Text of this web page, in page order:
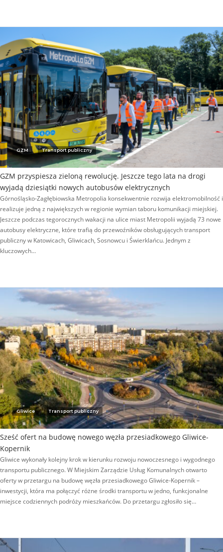
GZM Transport publiczny
GZM przyspiesza zieloną rewolucję. Jeszcze tego lata na drogi
wyjadą dziesiątki nowych autobusów elektrycznych
Górnośląsko-Zagłębiowska Metropolia konsekwentnie rozwija elektromobilność i
realizuje jedną z największych w regionie wymian taboru komunikacji miejskiej.
Jeszcze podczas tegorocznych wakacji na ulice miast Metropolii wyjadą 73 nowe
autobusy elektryczne, które trafią do przewoźników obsługujących transport
publiczny w Katowicach, Gliwicach, Sosnowcu i Świerklańcu. Jednym z
kluczowych…
Gliwice Transport publiczny
Sześć ofert na budowę nowego węzła przesiadkowego Gliwice-
Kopernik
Gliwice wykonały kolejny krok w kierunku rozwoju nowoczesnego i wygodnego
transportu publicznego. W Miejskim Zarządzie Usług Komunalnych otwarto
oferty w przetargu na budowę węzła przesiadkowego Gliwice-Kopernik –
inwestycji, która ma połączyć różne środki transportu w jedno, funkcjonalne
miejsce codziennych podróży mieszkańców. Do przetargu zgłosiło się…